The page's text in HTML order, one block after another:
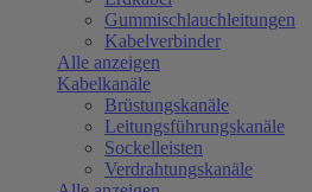
Gummischlauchleitungen
Kabelverbinder
Alle anzeigen
Kabelkanäle
Brüstungskanäle
Leitungsführungskanäle
Sockelleisten
Verdrahtungskanäle